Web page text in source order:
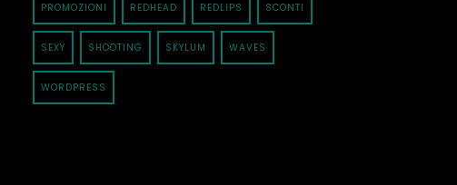
PROMOZIONI REDHEAD REDLIPS SCONTI
SEXY SHOOTING SKYLUM WAVES
WORDPRESS